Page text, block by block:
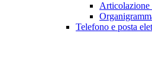
Telefono e posta